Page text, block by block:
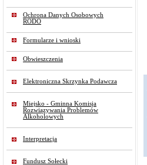
Ochrona Danych Osobowych
RODO
Formularze i wnioski
Obwieszczenia
Elektroniczna Skrzynka Podawcza
Miejsko - Gminna Komisja
Rozwiązywania Problemów
Alkoholowych
Interpretacja
Fundusz Sołecki